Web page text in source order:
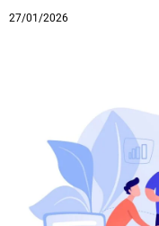
27/01/2026